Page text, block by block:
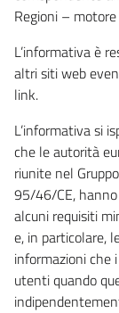
Regioni –
L’informativa è
altri siti web
link.
L’informativa si
che le autorità
riunite nel
95/46/CE,
alcuni requisiti
e, in particolare,
informazioni
utenti quando